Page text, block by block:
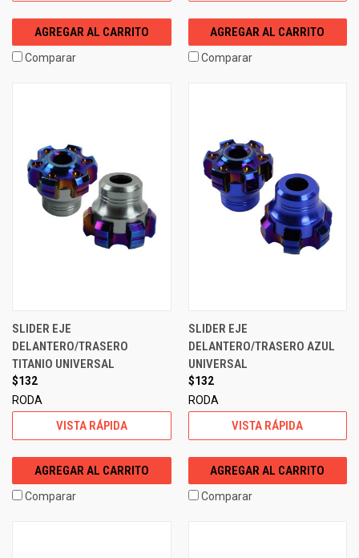
AGREGAR AL CARRITO
Comparar
AGREGAR AL CARRITO
Comparar
SLIDER EJE
DELANTERO/TRASERO
TITANIO UNIVERSAL
$132
RODA
VISTA RÁPIDA
AGREGAR AL CARRITO
Comparar
SLIDER EJE
DELANTERO/TRASERO AZUL
UNIVERSAL
$132
RODA
VISTA RÁPIDA
AGREGAR AL CARRITO
Comparar